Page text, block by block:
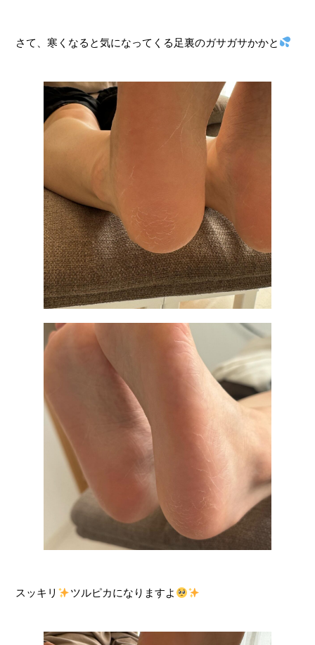
さて、寒くなると気になってくる足裏のガサガサかかと
スッキリ ツルピカになりますよ